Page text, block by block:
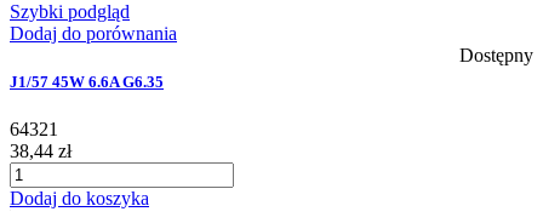
Szybki podgląd
Dodaj do porównania
Dostępny
J1/57 45W 6.6A G6.35
64321
38,44 zł
Dodaj do koszyka